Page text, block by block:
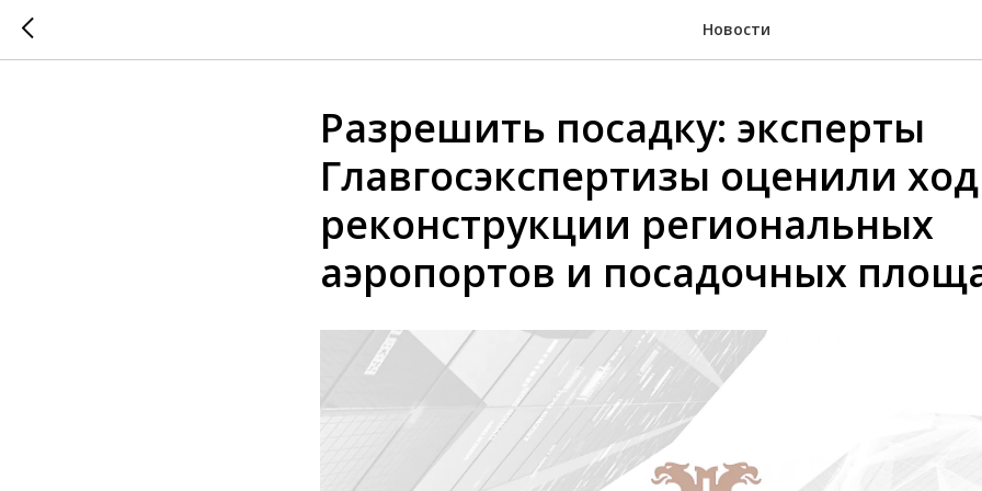
Новости
Разрешить посадку: эксперты
Главгосэкспертизы оценили ход
реконструкции региональных
аэропортов и посадочных